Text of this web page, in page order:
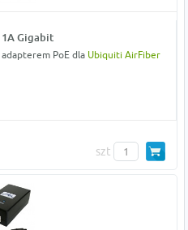
1A Gigabit
PoE dla Ubiquiti AirFiber
szt